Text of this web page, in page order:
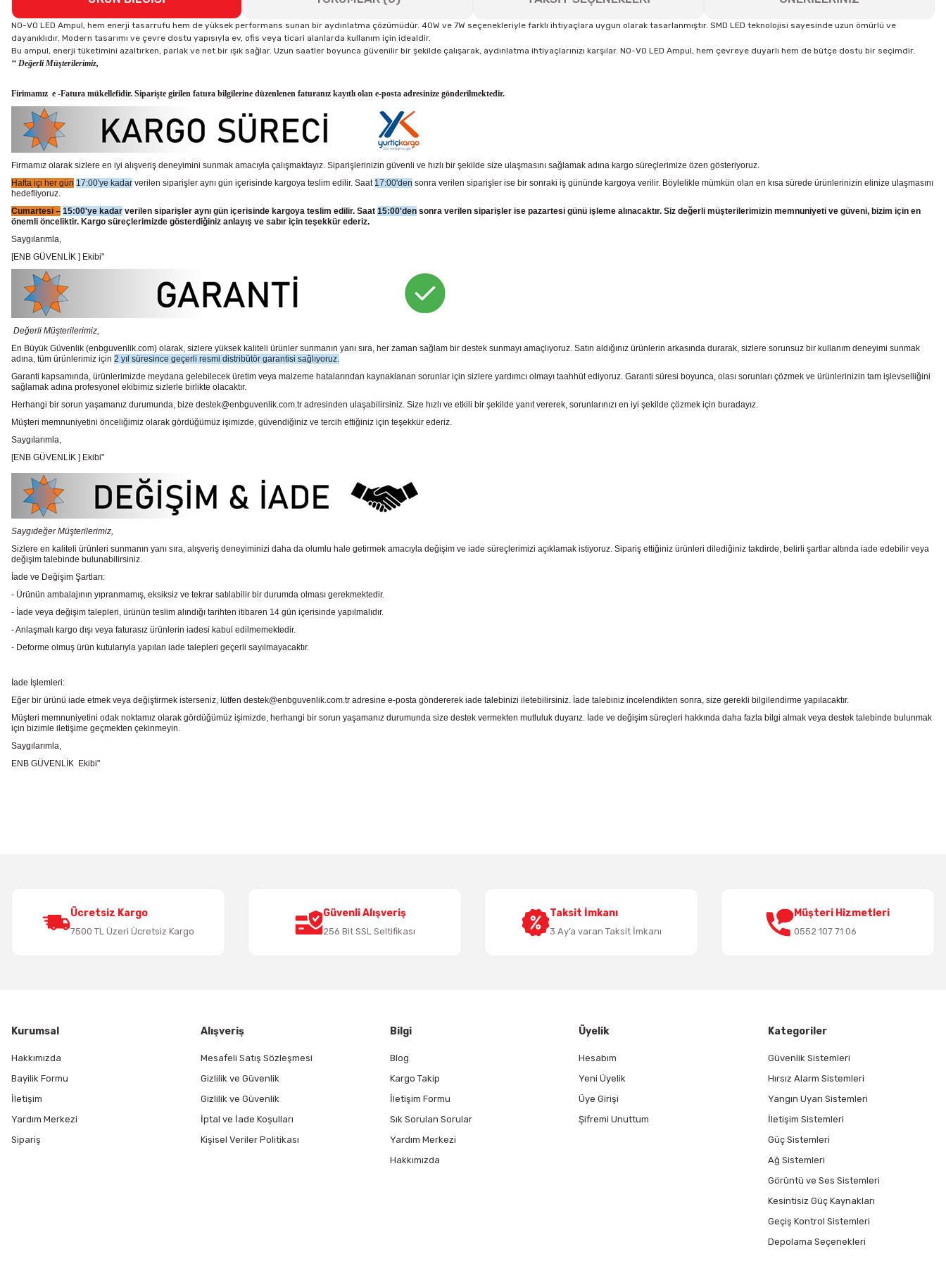
NO-VO LED Ampul, hem enerji tasarrufu hem de yüksek performans sunan bir aydınlatma çözümüdür. 40W ve 7W seçenekleriyle farklı ihtiyaçlara uygun olarak tasarlanmıştır. SMD LED teknolojisi sayesinde uzun ömürlü ve
dayanıklıdır. Modern tasarımı ve çevre dostu yapısıyla ev, ofis veya ticari alanlarda kullanım için idealdir.
Bu ampul, enerji tüketimini azaltırken, parlak ve net bir ışık sağlar. Uzun saatler boyunca güvenilir bir şekilde çalışarak, aydınlatma ihtiyaçlarınızı karşılar. NO-VO LED Ampul, hem çevreye duyarlı hem de bütçe dostu bir seçimdir.
‘‘ Değerli Müşterilerimiz,
Firimamız e -Fatura mükellefidir. Siparişte girilen fatura bilgilerine düzenlenen faturanız kayıtlı olan e-posta adresinize gönderilmektedir.
Firmamız olarak sizlere en iyi alışveriş deneyimini sunmak amacıyla çalışmaktayız. Siparişlerinizin güvenli ve hızlı bir şekilde size ulaşmasını sağlamak adına kargo süreçlerimize özen gösteriyoruz.
Hafta içi her gün 17:00'ye kadar verilen siparişler aynı gün içerisinde kargoya teslim edilir. Saat 17:00'den sonra verilen siparişler ise bir sonraki iş gününde kargoya verilir. Böylelikle mümkün olan en kısa sürede ürünlerinizin elinize ulaşmasını
hedefliyoruz.
Cumartesi – 15:00'ye kadar verilen siparişler aynı gün içerisinde kargoya teslim edilir. Saat 15:00'den sonra verilen siparişler ise pazartesi günü işleme alınacaktır. Siz değerli müşterilerimizin memnuniyeti ve güveni, bizim için en
önemli önceliktir. Kargo süreçlerimizde gösterdiğiniz anlayış ve sabır için teşekkür ederiz.
Saygılarımla,
[ENB GÜVENLİK ] Ekibi"
Değerli Müşterilerimiz,
En Büyük Güvenlik (enbguvenlik.com) olarak, sizlere yüksek kaliteli ürünler sunmanın yanı sıra, her zaman sağlam bir destek sunmayı amaçlıyoruz. Satın aldığınız ürünlerin arkasında durarak, sizlere sorunsuz bir kullanım deneyimi sunmak
adına, tüm ürünlerimiz için 2 yıl süresince geçerli resmi distribütör garantisi sağlıyoruz.
Garanti kapsamında, ürünlerimizde meydana gelebilecek üretim veya malzeme hatalarından kaynaklanan sorunlar için sizlere yardımcı olmayı taahhüt ediyoruz. Garanti süresi boyunca, olası sorunları çözmek ve ürünlerinizin tam işlevselliğini
sağlamak adına profesyonel ekibimiz sizlerle birlikte olacaktır.
Herhangi bir sorun yaşamanız durumunda, bize destek@enbguvenlik.com.tr adresinden ulaşabilirsiniz. Size hızlı ve etkili bir şekilde yanıt vererek, sorunlarınızı en iyi şekilde çözmek için buradayız.
Müşteri memnuniyetini önceliğimiz olarak gördüğümüz işimizde, güvendiğiniz ve tercih ettiğiniz için teşekkür ederiz.
Saygılarımla,
[ENB GÜVENLİK ] Ekibi"
Saygıdeğer Müşterilerimiz,
Sizlere en kaliteli ürünleri sunmanın yanı sıra, alışveriş deneyiminizi daha da olumlu hale getirmek amacıyla değişim ve iade süreçlerimizi açıklamak istiyoruz. Sipariş ettiğiniz ürünleri dilediğiniz takdirde, belirli şartlar altında iade edebilir veya
değişim talebinde bulunabilirsiniz.
İade ve Değişim Şartları:
- Ürünün ambalajının yıpranmamış, eksiksiz ve tekrar satılabilir bir durumda olması gerekmektedir.
- İade veya değişim talepleri, ürünün teslim alındığı tarihten itibaren 14 gün içerisinde yapılmalıdır.
- Anlaşmalı kargo dışı veya faturasız ürünlerin iadesi kabul edilmemektedir.
- Deforme olmuş ürün kutularıyla yapılan iade talepleri geçerli sayılmayacaktır.
İade İşlemleri:
Eğer bir ürünü iade etmek veya değiştirmek isterseniz, lütfen destek@enbguvenlik.com.tr adresine e-posta göndererek iade talebinizi iletebilirsiniz. İade talebiniz incelendikten sonra, size gerekli bilgilendirme yapılacaktır.
Müşteri memnuniyetini odak noktamız olarak gördüğümüz işimizde, herhangi bir sorun yaşamanız durumunda size destek vermekten mutluluk duyarız. İade ve değişim süreçleri hakkında daha fazla bilgi almak veya destek talebinde bulunmak
için bizimle iletişime geçmekten çekinmeyin.
Saygılarımla,
ENB GÜVENLİK Ekibi"
Bu ürüne benzer farklı alternatifler olmalı.
Ücretsiz Kargo
7500 TL Üzeri Ücretsiz Kargo
Güvenli Alışveriş
256 Bit SSL Seltifikası
Taksit İmkanı
3 Ay’a varan Taksit İmkanı
Müşteri Hizmetleri
0552 107 71 06
Kurumsal
Hakkımızda
Bayilik Formu
İletişim
Yardım Merkezi
Sipariş
Alışveriş
Mesafeli Satış Sözleşmesi
Gizlilik ve Güvenlik
Gizlilik ve Güvenlik
İptal ve İade Koşulları
Kişisel Veriler Politikası
Bilgi
Blog
Kargo Takip
İletişim Formu
Sık Sorulan Sorular
Yardım Merkezi
Hakkımızda
Üyelik
Hesabım
Yeni Üyelik
Üye Girişi
Şifremi Unuttum
Kategoriler
Güvenlik Sistemleri
Hırsız Alarm Sistemleri
Yangın Uyarı Sistemleri
İletişim Sistemleri
Güç Sistemleri
Ağ Sistemleri
Görüntü ve Ses Sistemleri
Kesintisiz Güç Kaynakları
Geçiş Kontrol Sistemleri
Depolama Seçenekleri